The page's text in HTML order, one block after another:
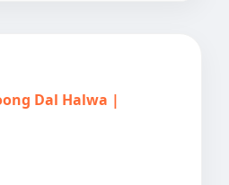
Dal Halwa |